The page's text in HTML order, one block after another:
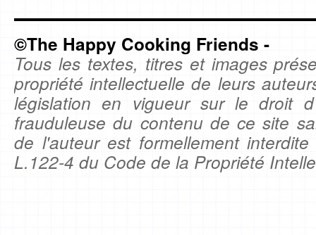
©The Happy Cooking Friends -
Tous les textes, titres et images
propriété intellectuelle de leurs
législation en vigueur sur le droit
frauduleuse du contenu de ce site
de l'auteur est formellement
L.122-4 du Code de la Propriété